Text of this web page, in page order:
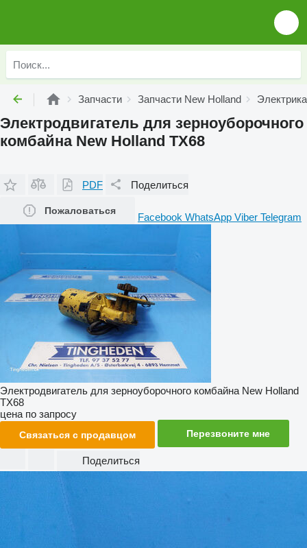
Запчасти Запчасти New Holland
Электродвигатель для зерноуборочного
комбайна New Holland TX68
PDF Поделиться
Пожаловаться
Facebook WhatsApp Viber Telegram
Электродвигатель для зерноуборочного комбайна New Holland
TX68
цена по запросу
Связаться с продавцом Перезвоните мне
Поделиться